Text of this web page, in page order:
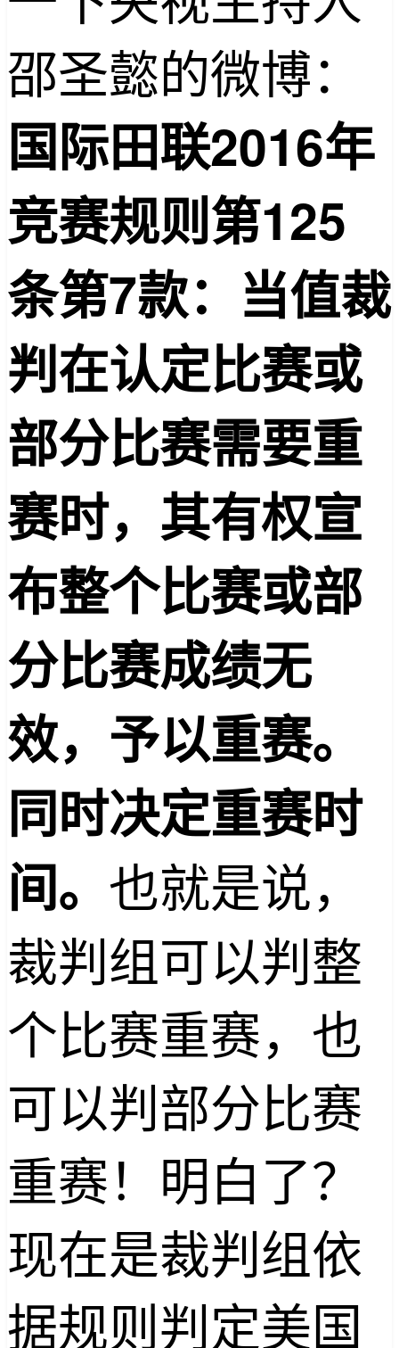
邵圣懿的微博：
国际田联2016年
竞赛规则第125
条第7款：当值裁
判在认定比赛或
部分比赛需要重
赛时，其有权宣
布整个比赛或部
分比赛成绩无
效，予以重赛。
同时决定重赛时
间。 也就是说，
裁判组可以判整
个比赛重赛，也
可以判部分比赛
重赛！明白了？
现在是裁判组依
据规则判定美国